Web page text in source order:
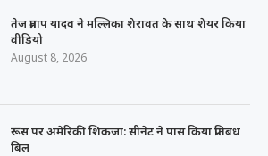
तेज प्रताप यादव ने मल्लिका शेरावत के साथ शेयर किया
वीडियो
August 8, 2026
रूस पर अमेरिकी शिकंजा: सीनेट ने पास किया प्रतिबंध
बिल